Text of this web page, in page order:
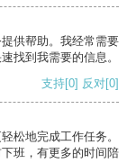
供帮助。我经常需要
找到我需要的信息。
支持[0] 反对[0]
松地完成工作任务。
班，有更多的时间陪